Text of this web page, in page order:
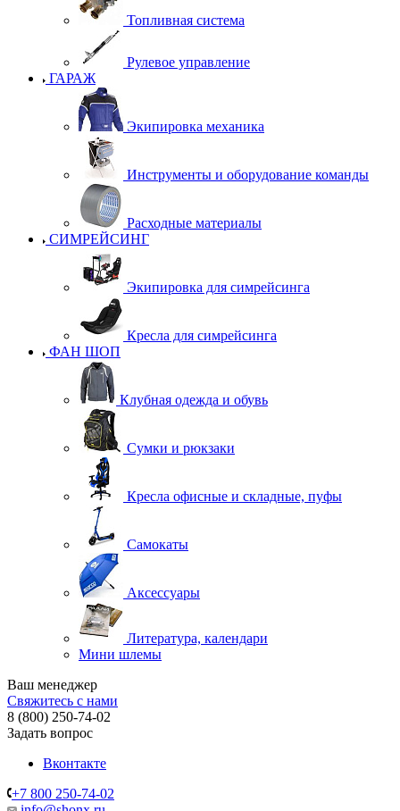
Топливная система
Рулевое управление
ГАРАЖ
Экипировка механика
Инструменты и оборудование команды
Расходные материалы
СИМРЕЙСИНГ
Экипировка для симрейсинга
Кресла для симрейсинга
ФАН ШОП
Клубная одежда и обувь
Сумки и рюкзаки
Кресла офисные и складные, пуфы
Самокаты
Аксессуары
Литература, календари
Мини шлемы
Ваш менеджер
Свяжитесь с нами
8 (800) 250-74-02
Задать вопрос
Вконтакте
+7 800 250-74-02